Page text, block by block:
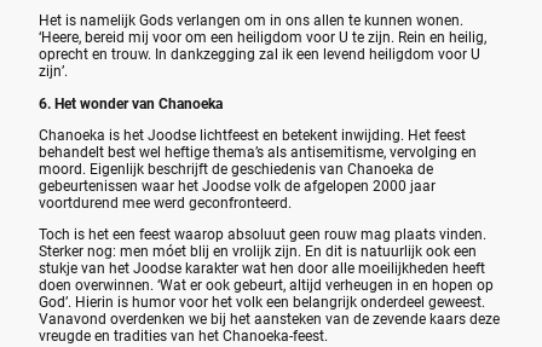
Het is namelijk Gods verlangen om in ons allen te kunnen wonen.
‘Heere, bereid mij voor om een heiligdom voor U te zijn. Rein en heilig,
oprecht en trouw. In dankzegging zal ik een levend heiligdom voor U
zijn’.
6. Het wonder van Chanoeka
Chanoeka is het Joodse lichtfeest en betekent inwijding. Het feest
behandelt best wel heftige thema’s als antisemitisme, vervolging en
moord. Eigenlijk beschrijft de geschiedenis van Chanoeka de
gebeurtenissen waar het Joodse volk de afgelopen 2000 jaar
voortdurend mee werd geconfronteerd.
Toch is het een feest waarop absoluut geen rouw mag plaats vinden.
Sterker nog: men móet blij en vrolijk zijn. En dit is natuurlijk ook een
stukje van het Joodse karakter wat hen door alle moeilijkheden heeft
doen overwinnen. ‘Wat er ook gebeurt, altijd verheugen in en hopen op
God’. Hierin is humor voor het volk een belangrijk onderdeel geweest.
Vanavond overdenken we bij het aansteken van de zevende kaars deze
vreugde en tradities van het Chanoeka-feest.